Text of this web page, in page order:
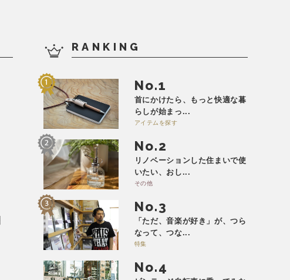
RANKING
No.
首にかけたら、もっと快適な暮
らしが始まっ...
アイテムを探す
No.
リノベーションした住まいで使
いたい、おし...
その他
No.
「ただ、音楽が好き」が、つら
なって、つな...
特集
No.